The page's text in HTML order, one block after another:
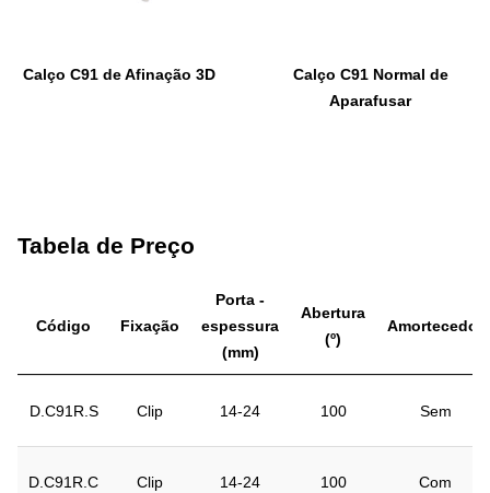
Calço C91 de Afinação 3D
Calço C91 Normal de
Aparafusar
Tabela de Preço
Código Fixação
Porta -
espessura
(mm)
Abertura
(º)
Amortecedor
D.C91R.S Clip 14-24 100 Sem
D.C91R.C Clip 14-24 100 Com